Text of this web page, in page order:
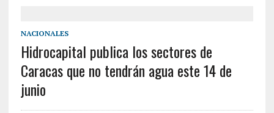
NACIONALES
Hidrocapital publica los sectores de
Caracas que no tendrán agua este 14 de
junio